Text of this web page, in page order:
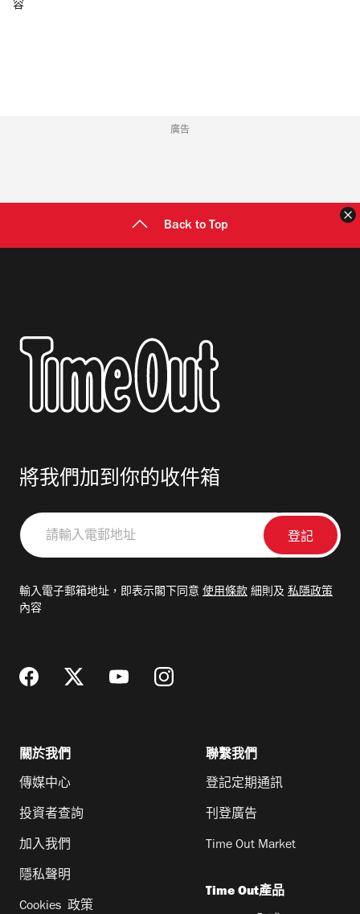
郵
容
廣告
Back to Top
將我們加到你的收件箱
請
輸
郵
輸入電子郵箱地址，即表示閣下同意 使用條款 細則及 私隱政策
內容
關於我們
傳媒中心
投資者查詢
加入我們
隱私聲明
Cookies 政策
聯繫我們
登記定期通訊
刊登廣告
Time Out Market
Time Out產品